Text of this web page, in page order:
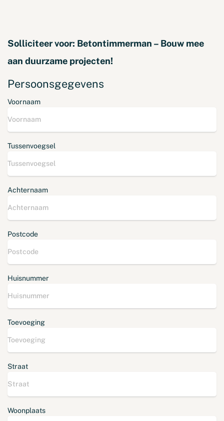
Solliciteer voor: Betontimmerman – Bouw mee
aan duurzame projecten!
Persoonsgegevens
Voornaam
Tussenvoegsel
Achternaam
Postcode
Huisnummer
Toevoeging
Straat
Woonplaats